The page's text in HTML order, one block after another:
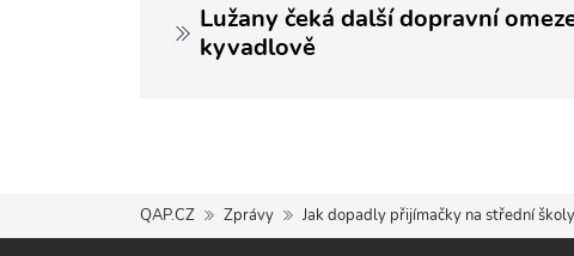
Lužany čeká další dopravní
kyvadlově
QAP.CZ Zprávy Jak dopadly přijímačky na střední